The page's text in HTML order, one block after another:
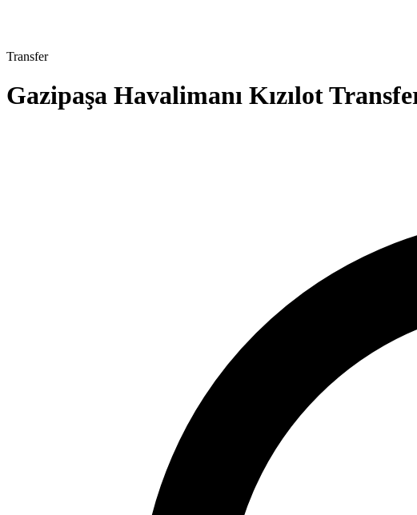
Transfer
Gazipaşa Havalimanı Kızılot